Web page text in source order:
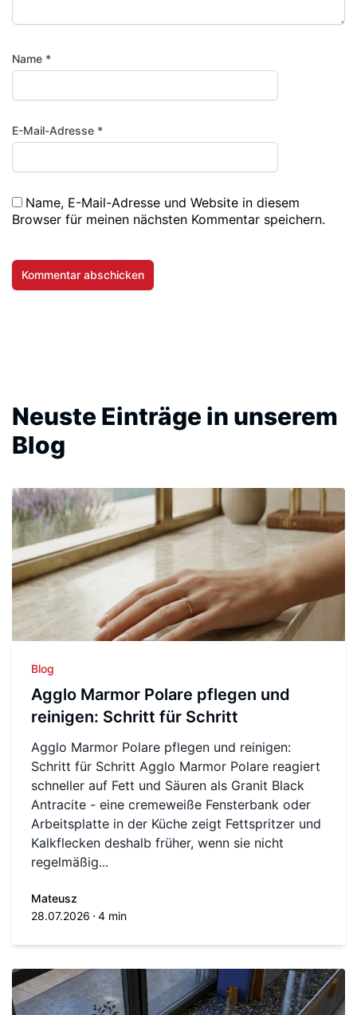
Name *
E-Mail-Adresse *
Name, E-Mail-Adresse und Website in diesem
Browser für meinen nächsten Kommentar speichern.
Neuste Einträge in unserem
Blog
Blog
Agglo Marmor Polare pflegen und
reinigen: Schritt für Schritt
Agglo Marmor Polare pflegen und reinigen:
Schritt für Schritt Agglo Marmor Polare reagiert
schneller auf Fett und Säuren als Granit Black
Antracite - eine cremeweiße Fensterbank oder
Arbeitsplatte in der Küche zeigt Fettspritzer und
Kalkflecken deshalb früher, wenn sie nicht
regelmäßig...
Mateusz
28.07.2026
4 min